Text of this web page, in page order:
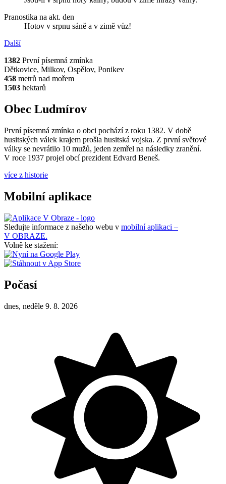
Pranostika na akt. den
Hotov v srpnu sáně a v zimě vůz!
Další
1382 První písemná zmínka
Dětkovice, Milkov, Ospělov, Ponikev
458 metrů nad mořem
1503 hektarů
Obec Ludmírov
První písemná zmínka o obci pochází z roku 1382. V době
husitských válek krajem prošla husitská vojska. Z první světové
války se nevrátilo 10 mužů, jeden zemřel na následky zranění.
V roce 1937 projel obcí prezident Edvard Beneš.
více z historie
Mobilní aplikace
Sledujte informace z našeho webu v mobilní aplikaci –
V OBRAZE.
Volně ke stažení:
Počasí
dnes, neděle 9. 8. 2026